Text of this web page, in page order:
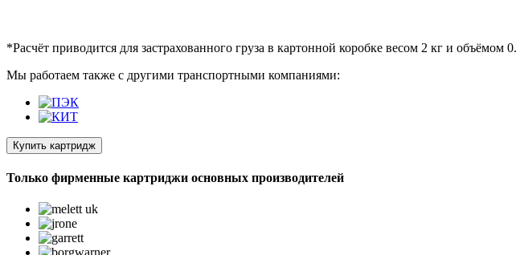
*Расчёт приводится для застрахованного груза в картонной коробке весом 2 кг и
Мы работаем также с другими транспортными компаниями:
Купить картридж
Только фирменные картриджи основных производителей